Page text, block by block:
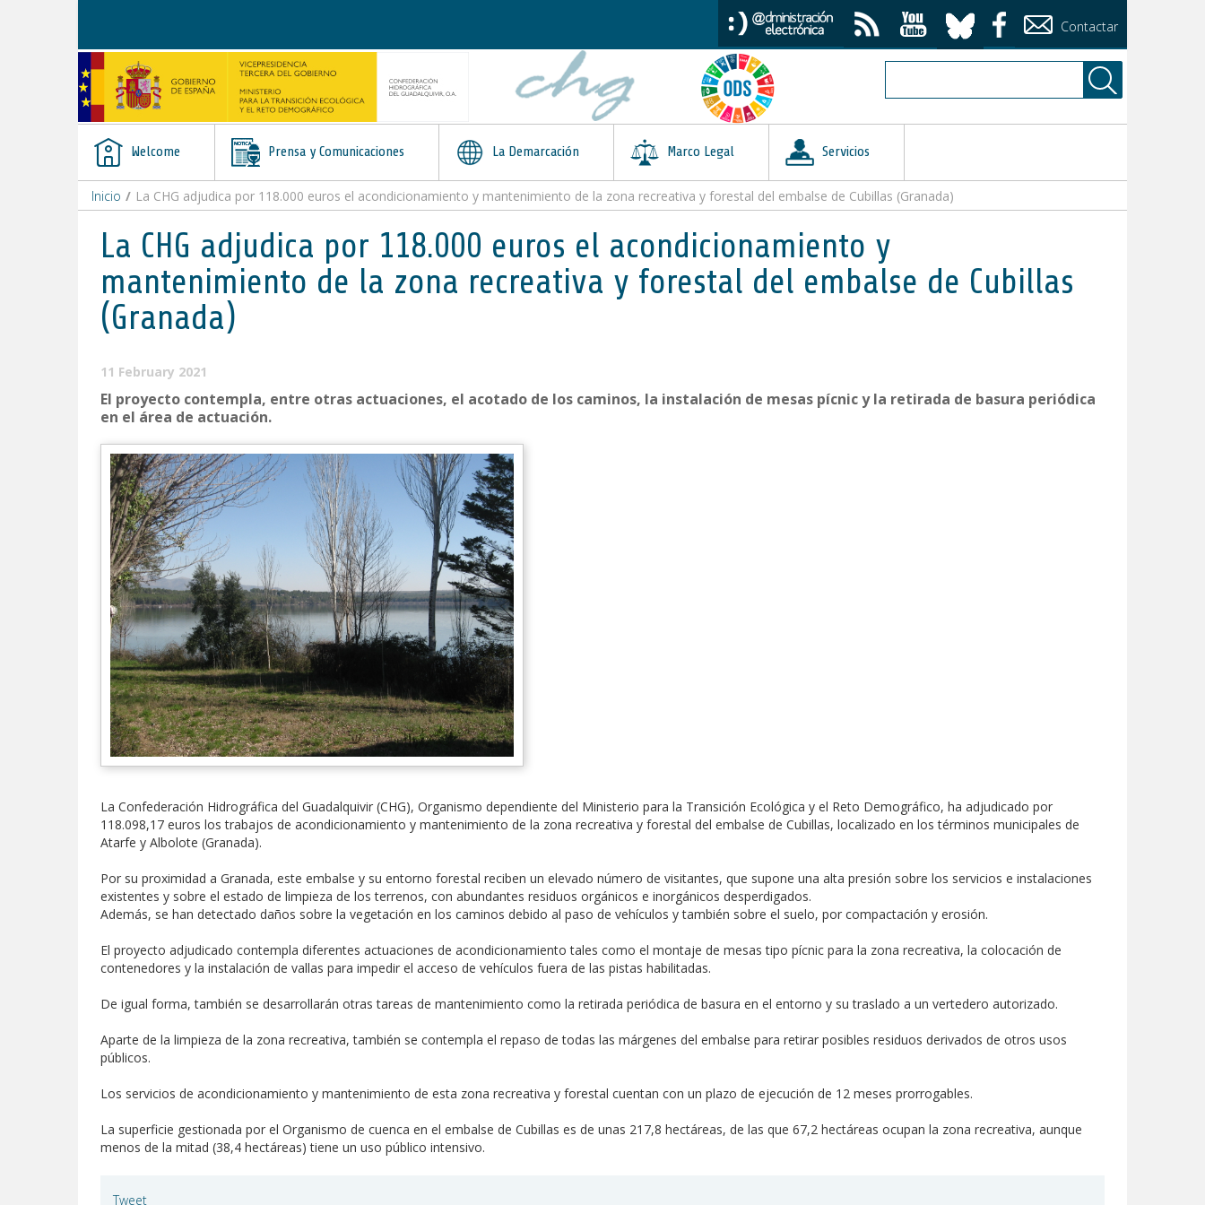
Contactar
Welcome Prensa y Comunicaciones La Demarcación Marco Legal Servicios
Inicio / La CHG adjudica por 118.000 euros el acondicionamiento y mantenimiento de la zona recreativa y forestal del embalse de Cubillas (Granada)
La CHG adjudica por 118.000 euros el acondicionamiento y
mantenimiento de la zona recreativa y forestal del embalse de Cubillas
(Granada)
11 February 2021
El proyecto contempla, entre otras actuaciones, el acotado de los caminos, la instalación de mesas pícnic y la retirada de basura periódica
en el área de actuación.
La Confederación Hidrográfica del Guadalquivir (CHG), Organismo dependiente del Ministerio para la Transición Ecológica y el Reto Demográfico, ha adjudicado por
118.098,17 euros los trabajos de acondicionamiento y mantenimiento de la zona recreativa y forestal del embalse de Cubillas, localizado en los términos municipales de
Atarfe y Albolote (Granada).
Por su proximidad a Granada, este embalse y su entorno forestal reciben un elevado número de visitantes, que supone una alta presión sobre los servicios e instalaciones
existentes y sobre el estado de limpieza de los terrenos, con abundantes residuos orgánicos e inorgánicos desperdigados.
Además, se han detectado daños sobre la vegetación en los caminos debido al paso de vehículos y también sobre el suelo, por compactación y erosión.
El proyecto adjudicado contempla diferentes actuaciones de acondicionamiento tales como el montaje de mesas tipo pícnic para la zona recreativa, la colocación de
contenedores y la instalación de vallas para impedir el acceso de vehículos fuera de las pistas habilitadas.
De igual forma, también se desarrollarán otras tareas de mantenimiento como la retirada periódica de basura en el entorno y su traslado a un vertedero autorizado.
Aparte de la limpieza de la zona recreativa, también se contempla el repaso de todas las márgenes del embalse para retirar posibles residuos derivados de otros usos
públicos.
Los servicios de acondicionamiento y mantenimiento de esta zona recreativa y forestal cuentan con un plazo de ejecución de 12 meses prorrogables.
La superficie gestionada por el Organismo de cuenca en el embalse de Cubillas es de unas 217,8 hectáreas, de las que 67,2 hectáreas ocupan la zona recreativa, aunque
menos de la mitad (38,4 hectáreas) tiene un uso público intensivo.
Tweet